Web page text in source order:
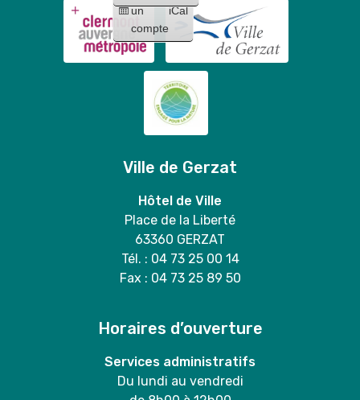
un
compte
iCal
Ville de Gerzat
Hôtel de Ville
Place de la Liberté
63360 GERZAT
Tél. : 04 73 25 00 14
Fax : 04 73 25 89 50
Horaires d’ouverture
Services administratifs
Du lundi au vendredi